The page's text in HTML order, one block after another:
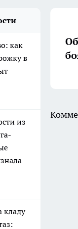
как
в
из
кладу